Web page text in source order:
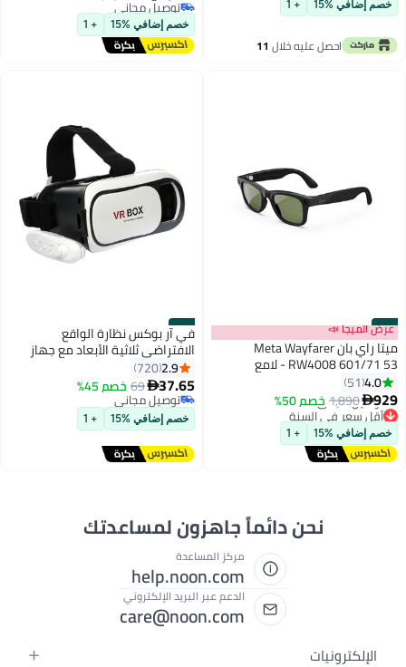
توصيل مجاني
خصم إضافي %15 + 1
احصل عليه خلال 11
من اللعب المتواصل، شحن سريع،
ملحقات بديلة قابلة للتعديل، دعم
وتوازن محسّنان في الواقع
الافتراضي
توصيل مجاني
تم بيع +20 مؤخرًا
توصيل مجاني
خصم إضافي %15 + 1
#17
عرض الميجا 📣
ميتا راي بان Meta Wayfarer
RW4008 601/71 53 - لامع
4.0
51
929
1,890خصم 50%
أقل سعر في السنة
توصيل مجاني
أقل سعر في السنة
خصم إضافي %15 + 1
#18
في آر بوكس نظارة الواقع
الافتراضي ثلاثية الأبعاد مع جهاز
تحكم عن بعد في لوحة الألعاب
أسود/ أبيض
2.9
720
37.65
69 خصم 45%
توصيل مجاني
توصيل مجاني
خصم إضافي %15 + 1
نحن دائماً جاهزون لمساعدتك
مركز المساعدة
help.noon.com
الدعم عبر البريد الإلكتروني
care@noon.com
الإلكترونيات